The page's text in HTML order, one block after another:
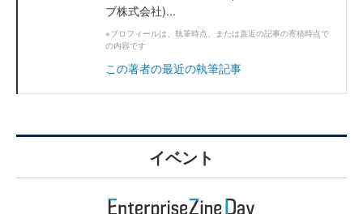
ブ株式会社)...
※プロフィールは、執筆時点、または直近の記事の寄稿時点で
の内容です
この著者の最近の執筆記事
イベント